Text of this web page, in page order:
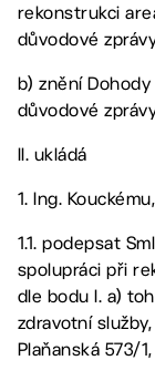
rekonstrukci
důvodové
b) znění
důvodové
II. ukládá
1. Ing.
1.1. podepsat
spolupráci při
dle bodu I. a)
zdravotní služby,
Plaňanská 573/